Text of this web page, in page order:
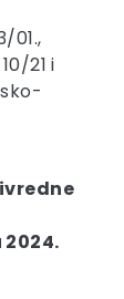
01.,
21 i